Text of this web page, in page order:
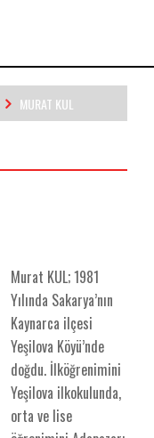
MURAT KUL
Murat KUL; 1981
Yılında Sakarya’nın
Kaynarca ilçesi
Yeşilova Köyü’nde
doğdu. İlköğrenimini
Yeşilova ilkokulunda,
orta ve lise